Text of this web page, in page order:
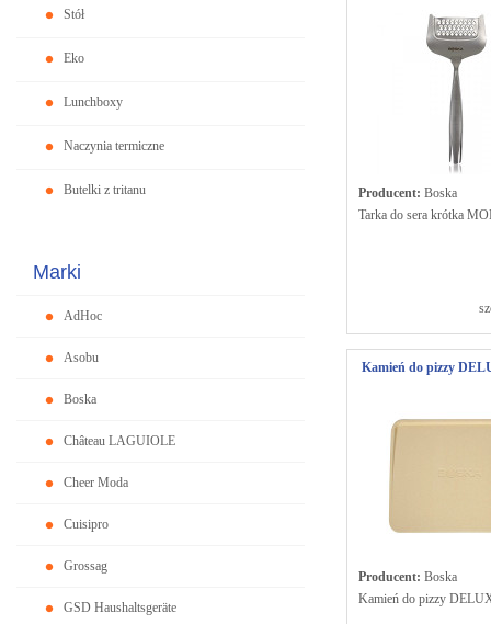
Stół
Eko
Lunchboxy
Naczynia termiczne
Butelki z tritanu
Marki
AdHoc
Asobu
Boska
Château LAGUIOLE
Cheer Moda
Cuisipro
Grossag
GSD Haushaltsgeräte
Producent: Boska
Tarka do sera krótka
Kamień do pizzy
Producent: Boska
Kamień do pizzy